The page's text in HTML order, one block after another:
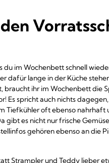
im Wochenbett schnell
dafür lange in der Küche
ihr im Wochenbett die
Es spricht auch nichts
Tiefkühler oft ebenso nahrhaft
gibt es nicht nur frische
gehören ebenso an die
Strampler und Teddy lieber